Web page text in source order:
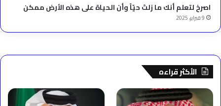
‫اصرخ لتعلم أنك ما زلتَ حيّاً وأن الحياة على هذه الأرض ممكن
9 فبراير، 2025
الأكثر قراءه